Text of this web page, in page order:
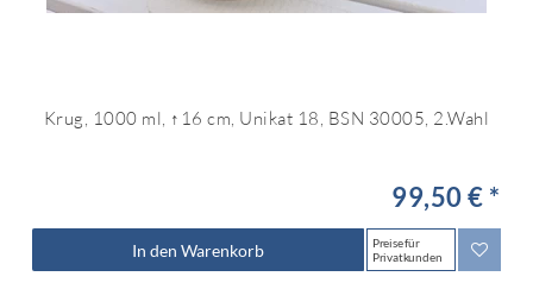
Krug, 1000 ml, ↑16 cm, Unikat 18, BSN 30005, 2.Wahl
99,50 € *
In den Warenkorb
Preise für
Privatkunden